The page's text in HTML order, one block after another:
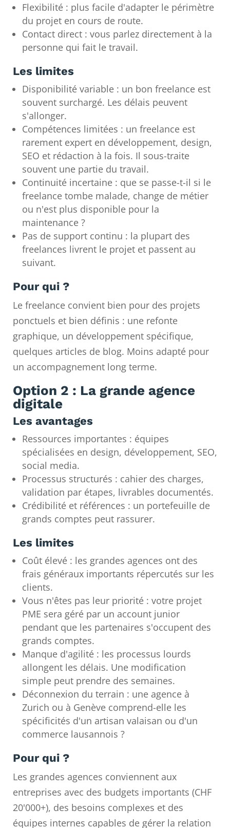
Flexibilité : plus facile d'adapter le périmètre
du projet en cours de route.
Contact direct : vous parlez directement à la
personne qui fait le travail.
Les limites
Disponibilité variable : un bon freelance est
souvent surchargé. Les délais peuvent
s'allonger.
Compétences limitées : un freelance est
rarement expert en développement, design,
SEO et rédaction à la fois. Il sous-traite
souvent une partie du travail.
Continuité incertaine : que se passe-t-il si le
freelance tombe malade, change de métier
ou n'est plus disponible pour la
maintenance ?
Pas de support continu : la plupart des
freelances livrent le projet et passent au
suivant.
Pour qui ?
Le freelance convient bien pour des projets
ponctuels et bien définis : une refonte
graphique, un développement spécifique,
quelques articles de blog. Moins adapté pour
un accompagnement long terme.
Option 2 : La grande agence
digitale
Les avantages
Ressources importantes : équipes
spécialisées en design, développement, SEO,
social media.
Processus structurés : cahier des charges,
validation par étapes, livrables documentés.
Crédibilité et références : un portefeuille de
grands comptes peut rassurer.
Les limites
Coût élevé : les grandes agences ont des
frais généraux importants répercutés sur les
clients.
Vous n'êtes pas leur priorité : votre projet
PME sera géré par un account junior
pendant que les partenaires s'occupent des
grands comptes.
Manque d'agilité : les processus lourds
allongent les délais. Une modification
simple peut prendre des semaines.
Déconnexion du terrain : une agence à
Zurich ou à Genève comprend-elle les
spécificités d'un artisan valaisan ou d'un
commerce lausannois ?
Pour qui ?
Les grandes agences conviennent aux
entreprises avec des budgets importants (CHF
20'000+), des besoins complexes et des
équipes internes capables de gérer la relation